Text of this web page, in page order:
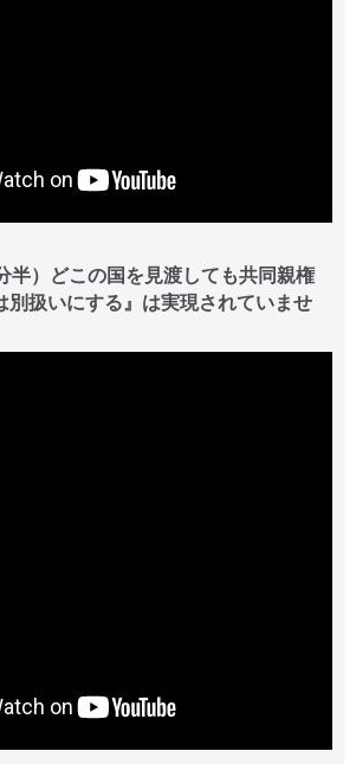
）どこの国を見渡しても共同親権
別扱いにする』は実現されていませ